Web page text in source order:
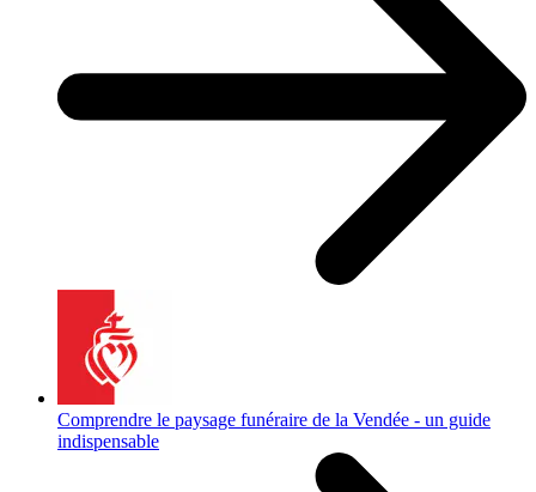
Comprendre le paysage funéraire de la Vendée - un guide
indispensable